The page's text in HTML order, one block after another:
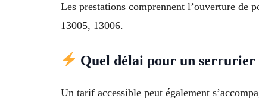
Les prestations comprennent l’ouverture de
13005, 13006.
Quel délai pour un
Un tarif accessible peut également